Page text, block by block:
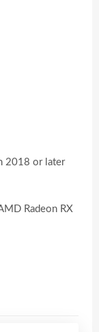
2018 or later
Radeon RX